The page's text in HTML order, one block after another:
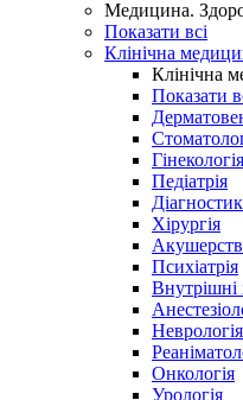
Медицина.
Показати всі
Клінічна
Клінічна
Показати
Гінекологія
Педіатрія
Хірургія
Психіатрія
Внутрішні
Неврологія
Онкологія
Урологія